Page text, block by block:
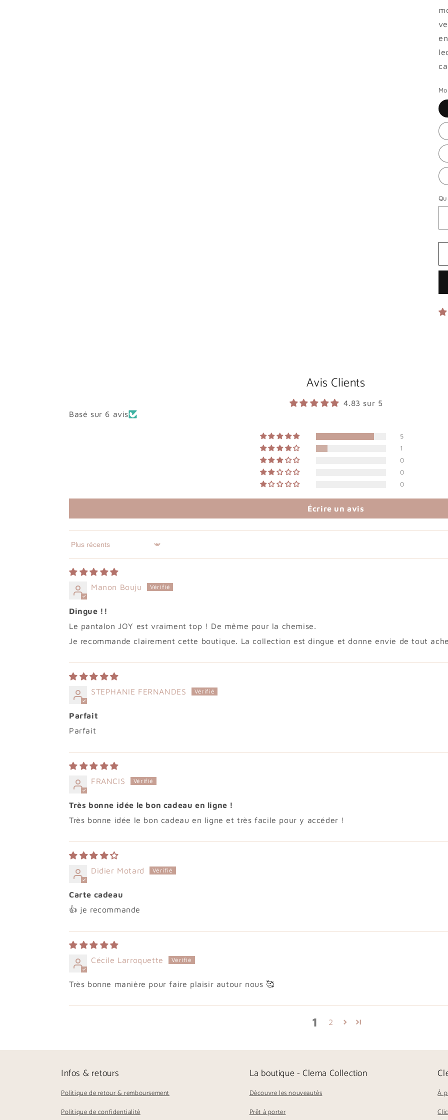
Avis Clients
4.83 sur 5
Basé sur 6 avis
5
1
0
0
0
Écrire un avis
Sort by
Manon Bouju
Dingue !!
Le pantalon JOY est vraiment top ! De même pour la chemise.
Je recommande clairement cette boutique. La collection est dingue et donne envie de tout
STEPHANIE FERNANDES
Parfait
Parfait
FRANCIS
Très bonne idée le bon cadeau en ligne !
Très bonne idée le bon cadeau en ligne et très facile pour y accéder !
Didier Motard
Carte cadeau
👍 je recommande
Cécile Larroquette
Très bonne manière pour faire plaisir autour nous 🥰
1 2
Infos & retours
Politique de retour & remboursement
Politique de confidentialité
La boutique - Clema Collection
Découvre les nouveautés
Prêt à porter
À